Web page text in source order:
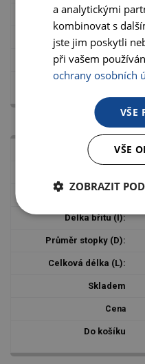
a analytickými
kombinovat s
jste jim poskytli
při vašem
ochrany osobních
VŠE
VŠE
ZOBRAZIT